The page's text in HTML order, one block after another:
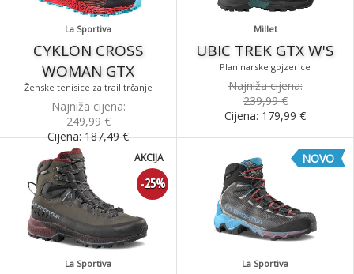
La Sportiva
CYKLON CROSS
WOMAN GTX
Ženske tenisice za trail trčanje
Najniža cijena:
249,99 €
Cijena:187,49€
Millet
UBIC TREK GTX W'S
Planinarske gojzerice
Najniža cijena:
239,99 €
Cijena: 179,99 €
La Sportiva
-25%
AKCIJA
La Sportiva
NOVO